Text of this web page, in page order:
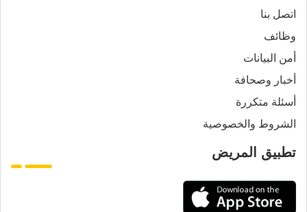
اتصل بنا
وظائف
أمن البيانات
أخبار وصحافة
أسئلة متكررة
الشروط والخصوصية
تطبيق المريض